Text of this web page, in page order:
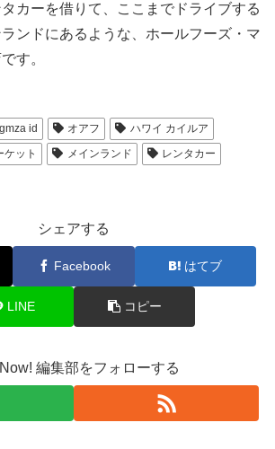
カーを借りて、ここまでドライブする
ンドにあるような、ホールフーズ・マ
す。
id オアフ
ハワイ カイルア
ケット
メインランド
レンタカー
シェアする
Facebook はてブ
LINE コピー
編集部をフォローする